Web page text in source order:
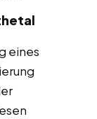
eines